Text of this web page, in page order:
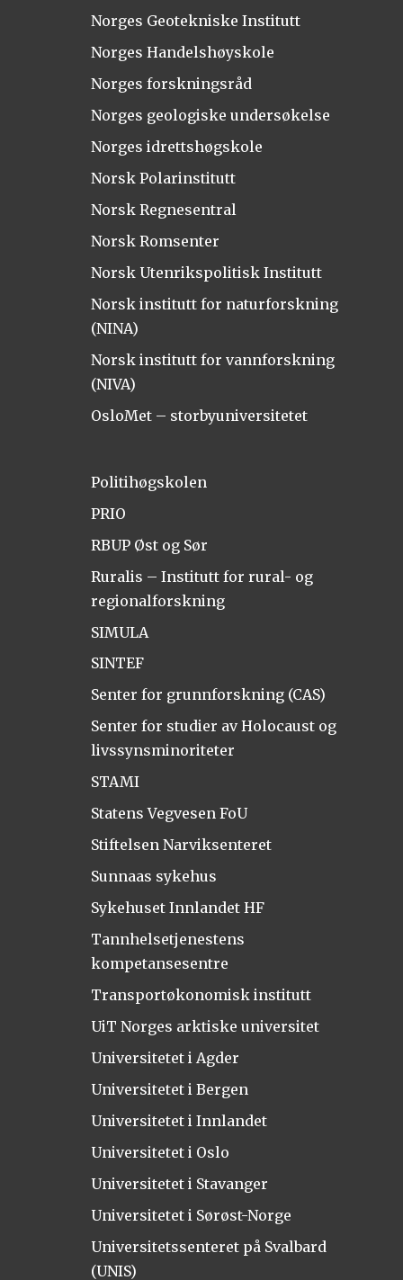
Norges Geotekniske Institutt
Norges Handelshøyskole
Norges forskningsråd
Norges geologiske undersøkelse
Norges idrettshøgskole
Norsk Polarinstitutt
Norsk Regnesentral
Norsk Romsenter
Norsk Utenrikspolitisk Institutt
Norsk institutt for naturforskning
(NINA)
Norsk institutt for vannforskning
(NIVA)
OsloMet – storbyuniversitetet
Politihøgskolen
PRIO
RBUP Øst og Sør
Ruralis – Institutt for rural- og
regionalforskning
SIMULA
SINTEF
Senter for grunnforskning (CAS)
Senter for studier av Holocaust og
livssynsminoriteter
STAMI
Statens Vegvesen FoU
Stiftelsen Narviksenteret
Sunnaas sykehus
Sykehuset Innlandet HF
Tannhelsetjenestens
kompetansesentre
Transportøkonomisk institutt
UiT Norges arktiske universitet
Universitetet i Agder
Universitetet i Bergen
Universitetet i Innlandet
Universitetet i Oslo
Universitetet i Stavanger
Universitetet i Sørøst-Norge
Universitetssenteret på Svalbard
(UNIS)